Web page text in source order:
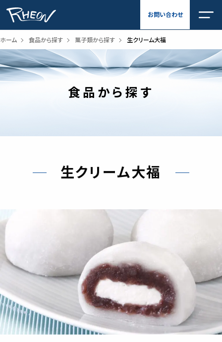
ス
ッ
プ
お問い合わせ
ホーム 食品から探す 菓子類から探す 生クリーム大福
食品から探す
生クリーム大福